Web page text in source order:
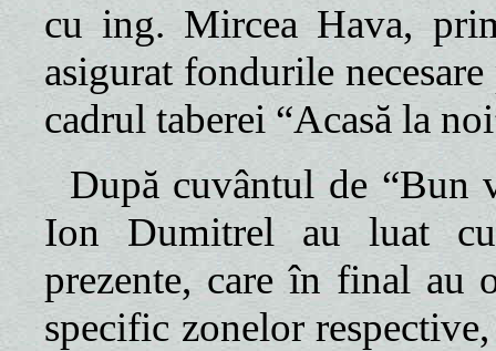
cu ing. Mircea Hava,
asigurat fondurile
cadrul taberei “Acasă la
După cuvântul de “Bun
Ion Dumitrel au luat
prezente, care în final au
specific zonelor